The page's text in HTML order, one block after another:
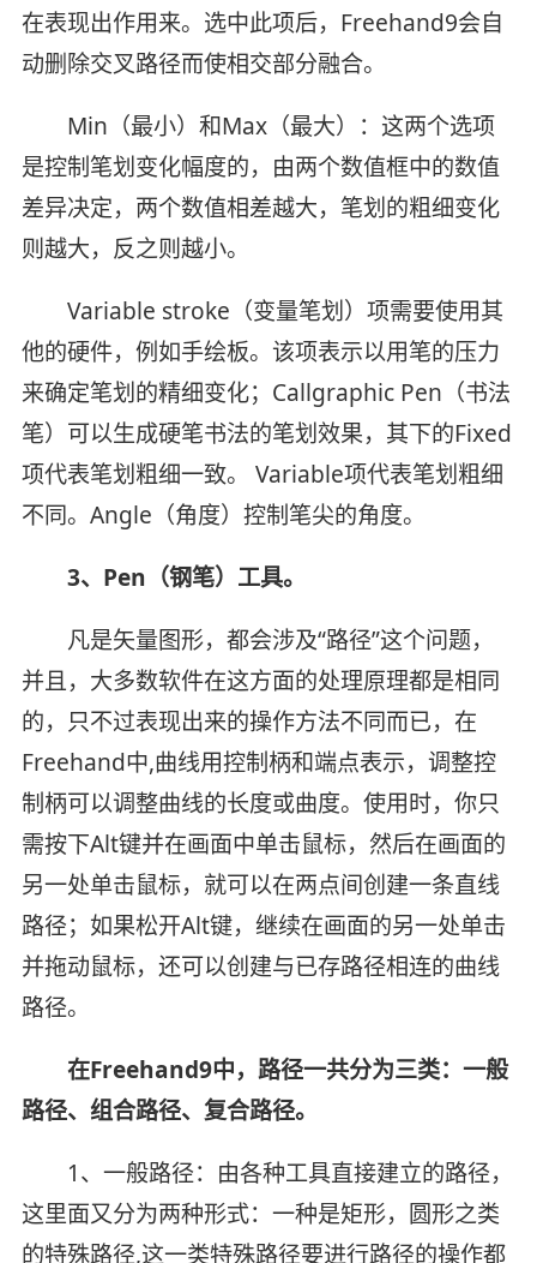
在表现出作用来。选中此项后，Freehand9会自
动删除交叉路径而使相交部分融合。
Min（最小）和Max（最大）：这两个选项
是控制笔划变化幅度的，由两个数值框中的数值
差异决定，两个数值相差越大，笔划的粗细变化
则越大，反之则越小。
Variable stroke（变量笔划）项需要使用其
他的硬件，例如手绘板。该项表示以用笔的压力
来确定笔划的精细变化；Callgraphic Pen（书法
笔）可以生成硬笔书法的笔划效果，其下的Fixed
项代表笔划粗细一致。 Variable项代表笔划粗细
不同。Angle（角度）控制笔尖的角度。
3、Pen（钢笔）工具。
凡是矢量图形，都会涉及“路径”这个问题，
并且，大多数软件在这方面的处理原理都是相同
的，只不过表现出来的操作方法不同而已，在
Freehand中,曲线用控制柄和端点表示，调整控
制柄可以调整曲线的长度或曲度。使用时，你只
需按下Alt键并在画面中单击鼠标，然后在画面的
另一处单击鼠标，就可以在两点间创建一条直线
路径；如果松开Alt键，继续在画面的另一处单击
并拖动鼠标，还可以创建与已存路径相连的曲线
路径。
在Freehand9中，路径一共分为三类：一般
路径、组合路径、复合路径。
1、一般路径：由各种工具直接建立的路径，
这里面又分为两种形式：一种是矩形，圆形之类
的特殊路径,这一类特殊路径要进行路径的操作都